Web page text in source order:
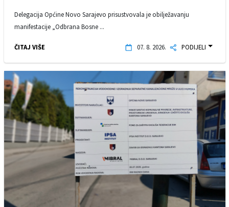
Delegacija Općine Novo Sarajevo prisustvovala je obilježavanju
manifestacije „Odbrana Bosne ...
ČITAJ VIŠE 07. 8. 2026. PODIJELI